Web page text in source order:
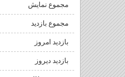
مجموع نمایش‌
مجموع بازدید
بازدید امروز
بازدید دیروز